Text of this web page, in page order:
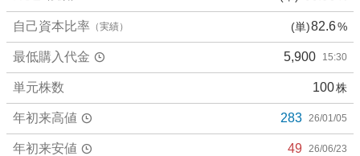
子
見
0
%
、
売
り
た
自己資本比率 （実績） (単)82.6%
最低購入代金 5,900 15:30
単元株数 100株
年初来高値 283 26/01/05
年初来安値 49 26/06/23